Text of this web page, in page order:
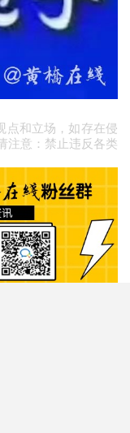
点和立场，如存在侵
注意：禁止违反各类